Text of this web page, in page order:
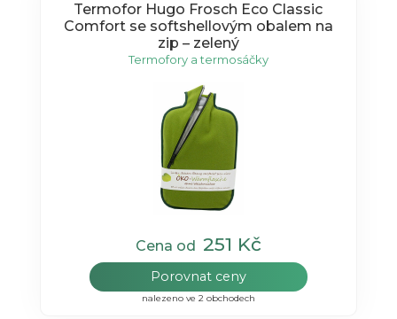
Termofor Hugo Frosch Eco Classic
Comfort se softshellovým obalem na
zip – zelený
Termofory a termosáčky
Cena od 251 Kč
Porovnat ceny
nalezeno ve 2 obchodech